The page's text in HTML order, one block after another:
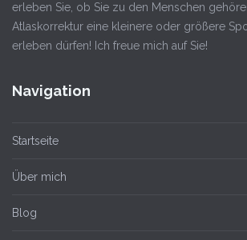
erleben Sie, ob Sie zu den Menschen
Atlaskorrektur eine kleinere oder größere
erleben dürfen! Ich freue mich auf Sie!
Navigation
Startseite
Über mich
Blog